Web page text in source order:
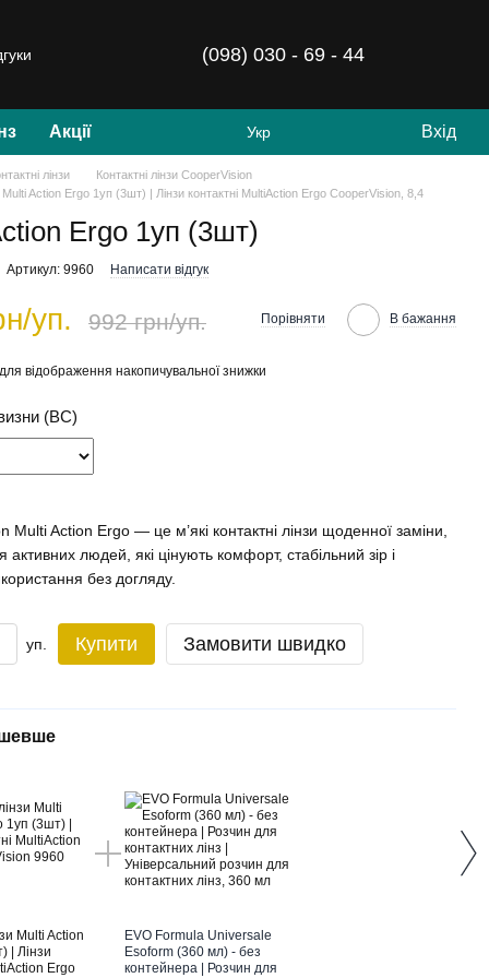
(098) 030 - 69 - 44
Акції Укр Вхід
лінзи
Контактні лінзи CooperVision
Multi Action Ergo 1уп (3шт) | Лінзи контактні MultiAction Ergo CooperVision, 8,4
Ergo 1уп (3шт)
Артикул: 9960 Написати відгук
уп. 992 грн/уп. Порівняти В бажання
для відображення накопичувальної знижки
(BC)
Multi Action Ergo — це м’які контактні лінзи щоденної заміни,
активних людей, які цінують комфорт, стабільний зір і
без догляду.
уп. Купити Замовити швидко
Multi Action
| Лінзи
Ergo
EVO Formula Universale
Esoform (360 мл) - без
контейнера | Розчин для